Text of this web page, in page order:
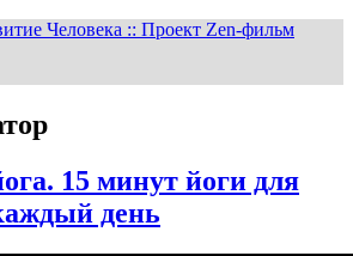
Человека :: Проект Zen-фильм
15 минут йоги для
день